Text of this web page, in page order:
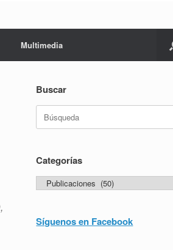
Multimedia
Buscar
Buscar:
Categorías
Categorías
Síguenos en Facebook